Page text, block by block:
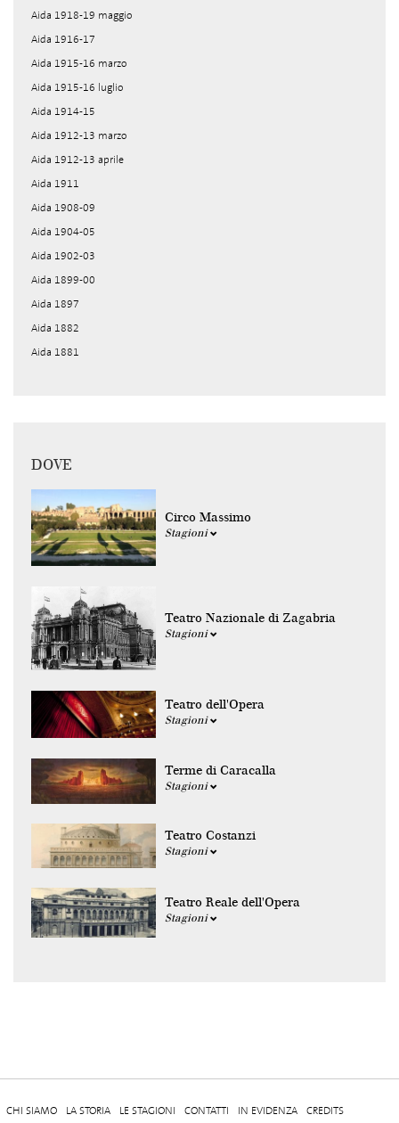
Aida 1918-19 maggio
Aida 1916-17
Aida 1915-16 marzo
Aida 1915-16 luglio
Aida 1914-15
Aida 1912-13 marzo
Aida 1912-13 aprile
Aida 1911
Aida 1908-09
Aida 1904-05
Aida 1902-03
Aida 1899-00
Aida 1897
Aida 1882
Aida 1881
DOVE
Circo Massimo
Stagioni
Teatro Nazionale di Zagabria
Stagioni
Teatro dell'Opera
Stagioni
Terme di Caracalla
Stagioni
Teatro Costanzi
Stagioni
Teatro Reale dell'Opera
Stagioni
CHI SIAMO LA STORIA LE STAGIONI CONTATTI IN EVIDENZA CREDITS